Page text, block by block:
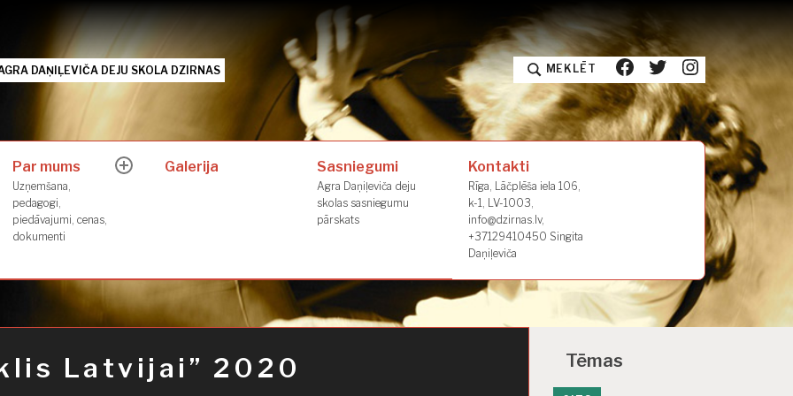
DAŅIĻEVIČA DEJU SKOLA DZIRNAS MEKLĒT facebooktwitterinstagram
Par mums
Uzņemšana,
pedagogi,
piedāvajumi, cenas,
dokumenti
expandGalerija Sasniegumi
Agra Daņiļeviča deju
skolas sasniegumu
pārskats
Kontakti
Rīga, Lāčplēša iela 106,
k-1, LV-1003,
info@dzirnas.lv,
+37129410450 Singita
Daņiļeviča
Latvijai” 2020 Tēmas